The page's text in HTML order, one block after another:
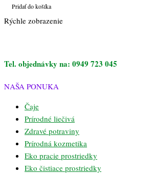
Pridať do košíka
Rýchle zobrazenie
Tel. objednávky na: 0949 723 045
NAŠA PONUKA
Čaje
Prírodné liečivá
Zdravé potraviny
Prírodná kozmetika
Eko pracie prostriedky
Eko čistiace prostriedky